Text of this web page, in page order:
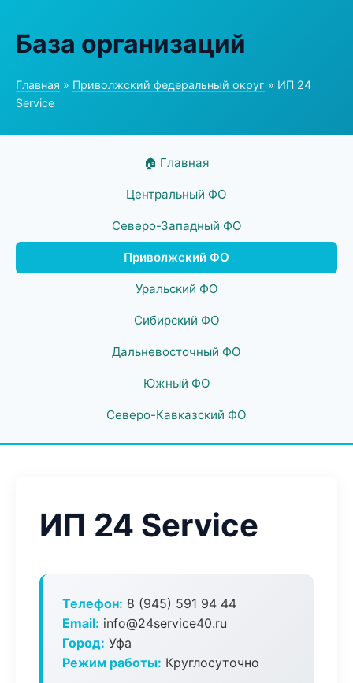
База организаций
Главная » Приволжский федеральный округ » ИП 24
Service
🏠 Главная
Центральный ФО
Северо-Западный ФО
Приволжский ФО
Уральский ФО
Сибирский ФО
Дальневосточный ФО
Южный ФО
Северо-Кавказский ФО
ИП 24 Service
Телефон: 8 (945) 591 94 44
Email: info@24service40.ru
Город: Уфа
Режим работы: Круглосуточно